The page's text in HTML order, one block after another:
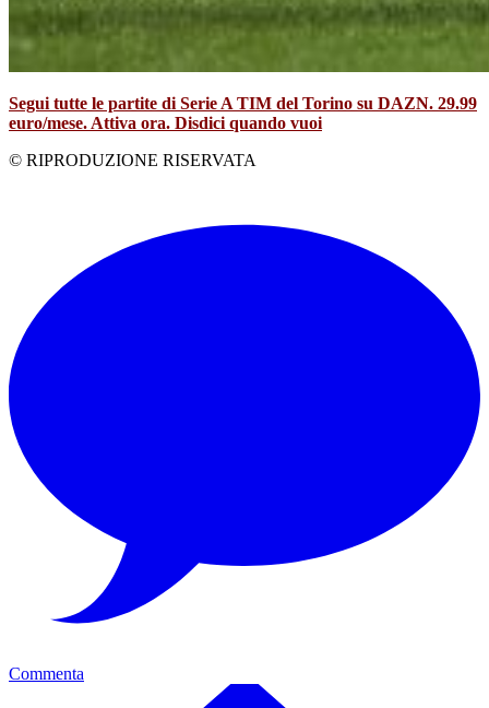
Segui tutte le partite di Serie A TIM del Torino su DAZN. 29.99
euro/mese. Attiva ora. Disdici quando vuoi
© RIPRODUZIONE RISERVATA
Commenta